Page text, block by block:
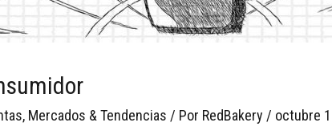
, Mercados & Tendencias / Por RedBakery / octubre